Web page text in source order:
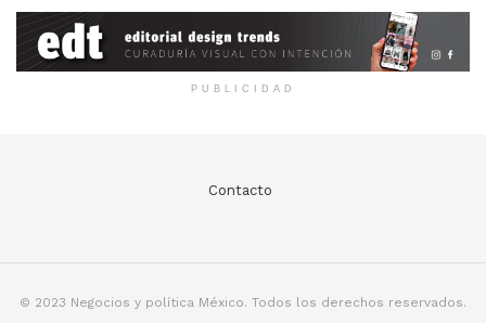
PUBLICIDAD
Contacto
© 2023 Negocios y política México. Todos los derechos reservados.